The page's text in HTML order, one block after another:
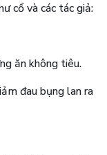
cổ và các tác giả:
ăn không tiêu.
đau bụng lan ra